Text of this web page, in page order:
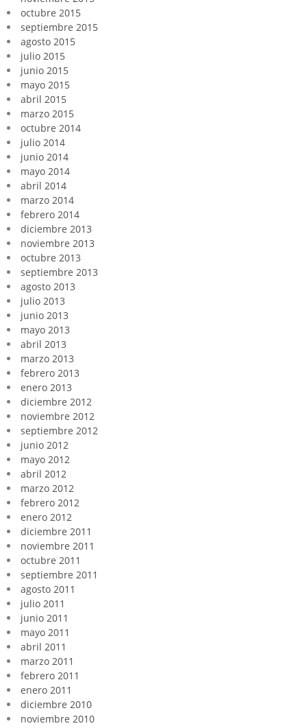
octubre 2015
septiembre 2015
agosto 2015
julio 2015
junio 2015
mayo 2015
abril 2015
marzo 2015
octubre 2014
julio 2014
junio 2014
mayo 2014
abril 2014
marzo 2014
febrero 2014
diciembre 2013
noviembre 2013
octubre 2013
septiembre 2013
agosto 2013
julio 2013
junio 2013
mayo 2013
abril 2013
marzo 2013
febrero 2013
enero 2013
diciembre 2012
noviembre 2012
septiembre 2012
junio 2012
mayo 2012
abril 2012
marzo 2012
febrero 2012
enero 2012
diciembre 2011
noviembre 2011
octubre 2011
septiembre 2011
agosto 2011
julio 2011
junio 2011
mayo 2011
abril 2011
marzo 2011
febrero 2011
enero 2011
diciembre 2010
noviembre 2010